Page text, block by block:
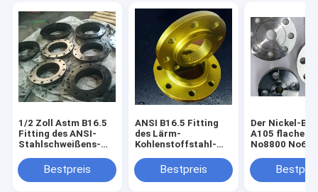
1/2 Zoll Astm B16.5
Fitting des ANSI-
Stahlschweißens-
auf LagerBestpreis
ANSI B16.5 Fitting
des Lärm-
Kohlenstoffstahl-
schweißendes Hals-
Q235
Bestpreis
Der Nickel-
A105 flaches
No8800
Flansch-S0